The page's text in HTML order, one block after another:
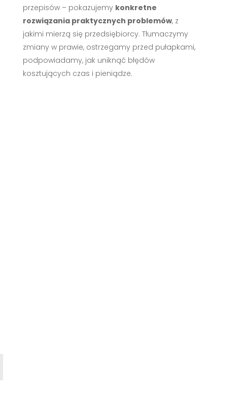
przepisów – pokazujemy konkretne
rozwiązania praktycznych problemów, z
jakimi mierzą się przedsiębiorcy. Tłumaczymy
zmiany w prawie, ostrzegamy przed pułapkami,
podpowiadamy, jak uniknąć błędów
kosztujących czas i pieniądze.